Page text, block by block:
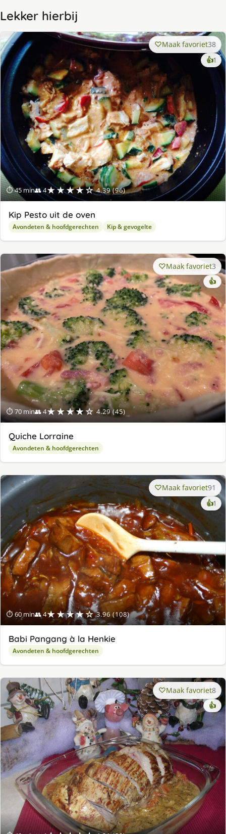
Lekker hierbij
⏱ 45 min👥 4★★★★☆ 4.39 (96)
Maak favoriet38
👍1
Kip Pesto uit de oven
Avondeten & hoofdgerechten Kip & gevogelte
⏱ 70 min👥 4★★★★☆ 4.29 (45)
Maak favoriet3
👍
Quiche Lorraine
Avondeten & hoofdgerechten
⏱ 60 min👥 4★★★★☆ 3.96 (108)
Maak favoriet91
👍1
Babi Pangang à la Henkie
Avondeten & hoofdgerechten
Maak favoriet8
👍